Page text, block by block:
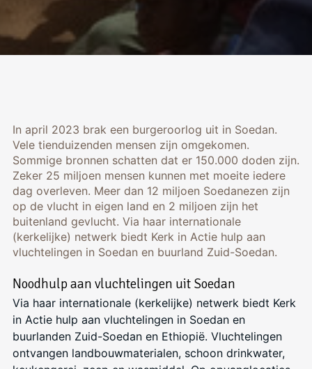
In april 2023 brak een burgeroorlog uit in Soedan.
Vele tienduizenden mensen zijn omgekomen.
Sommige bronnen schatten dat er 150.000 doden zijn.
Zeker 25 miljoen mensen kunnen met moeite iedere
dag overleven. Meer dan 12 miljoen Soedanezen zijn
op de vlucht in eigen land en 2 miljoen zijn het
buitenland gevlucht. Via haar internationale
(kerkelijke) netwerk biedt Kerk in Actie hulp aan
vluchtelingen in Soedan en buurland Zuid-Soedan.
Noodhulp aan vluchtelingen uit Soedan
Via haar internationale (kerkelijke) netwerk biedt Kerk
in Actie hulp aan vluchtelingen in Soedan en
buurlanden Zuid-Soedan en Ethiopië. Vluchtelingen
ontvangen landbouwmaterialen, schoon drinkwater,